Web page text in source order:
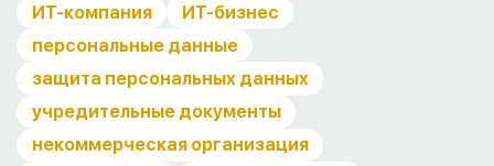
ИТ-компания
ИТ-бизнес
персональные данные
защита персональных данных
учредительные документы
некоммерческая организация